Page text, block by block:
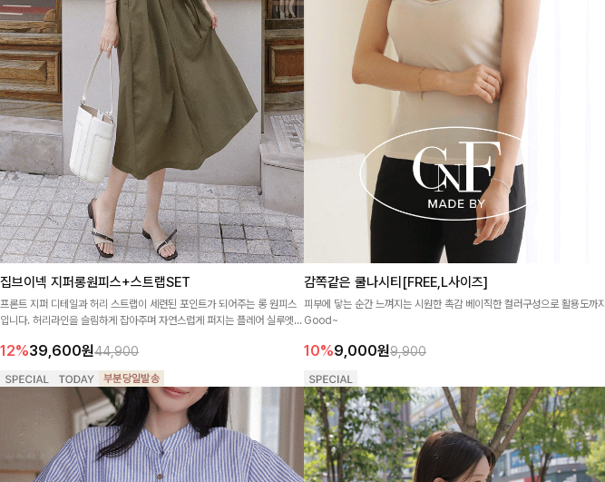
집브이넥 지퍼롱원피스+스트랩SET
프론트 지퍼 디테일과 허리 스트랩이 세련된 포인트가 되어주는 롱 원피스
입니다. 허리라인을 슬림하게 잡아주며 자연스럽게 퍼지는 플레어 실루엣으
12%39,600원44,900
감쪽같은 쿨나시티[FREE,L사이즈]
피부에 닿는 순간 느껴지는 시원한 촉감 베이직한 컬러구성으로 활용도까지
Good~
10%9,000원9,900